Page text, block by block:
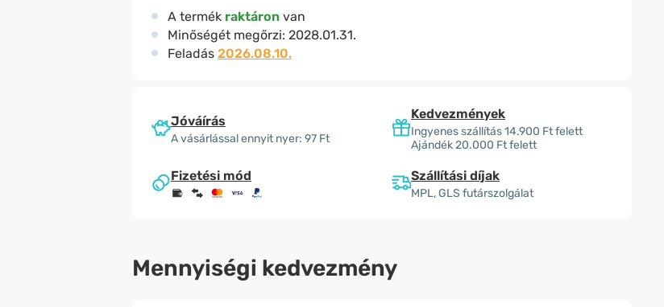
A termék raktáron van
Minőségét megőrzi: 2028.01.31.
Feladás 2026.08.10.
Jóváírás
A vásárlással ennyit nyer: 97 Ft
Kedvezmények
Ingyenes szállítás 14.900 Ft felett
Ajándék 20.000 Ft felett
Fizetési mód Szállítási díjak
MPL, GLS futárszolgálat
Mennyiségi kedvezmény